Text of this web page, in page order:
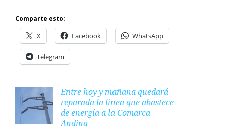
Comparte esto:
X Facebook WhatsApp
Telegram
Entre hoy y mañana quedará
reparada la línea que abastece
de energía a la Comarca
Andina